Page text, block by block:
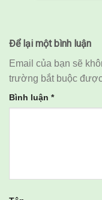
Để lại một bình luận
Email của bạn sẽ
trường bắt buộc
Bình luận *